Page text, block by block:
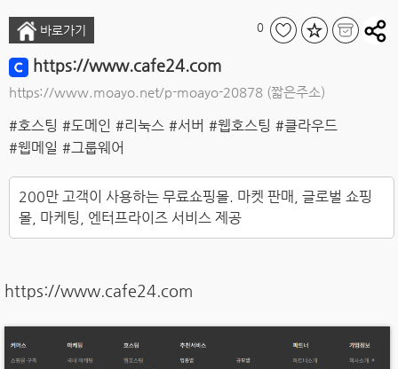
0
바로가기
https://www.cafe24.com
https://www.moayo.net/p-moayo-20878 (짧은주소)
#호스팅 #도메인 #리눅스 #서버 #웹호스팅 #클라우드
#웹메일 #그룹웨어
200만 고객이 사용하는 무료쇼핑몰. 마켓 판매, 글로벌 쇼핑
몰, 마케팅, 엔터프라이즈 서비스 제공
https://www.cafe24.com